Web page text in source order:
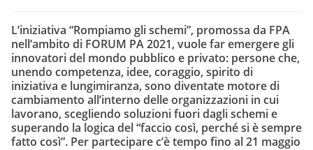
L’iniziativa “Rompiamo gli schemi”, promossa da FPA
nell’ambito di FORUM PA 2021, vuole far emergere gli
innovatori del mondo pubblico e privato: persone che,
unendo competenza, idee, coraggio, spirito di
iniziativa e lungimiranza, sono diventate motore di
cambiamento all’interno delle organizzazioni in cui
lavorano, scegliendo soluzioni fuori dagli schemi e
superando la logica del “faccio così, perché si è sempre
fatto così”. Per partecipare c’è tempo fino al 21 maggio